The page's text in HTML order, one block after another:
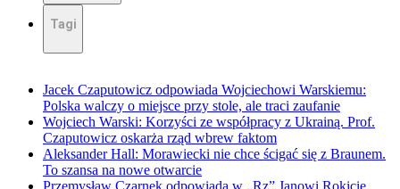
Tagi
Jacek Czaputowicz odpowiada Wojciechowi Warskiemu:
Polska walczy o miejsce przy stole, ale traci zaufanie
Wojciech Warski: Korzyści ze współpracy z Ukrainą. Prof.
Czaputowicz oskarża rząd wbrew faktom
Aleksander Hall: Morawiecki nie chce ścigać się z Braunem.
To szansa na nowe otwarcie
Przemysław Czarnek odpowiada w „Rz” Janowi Rokicie.